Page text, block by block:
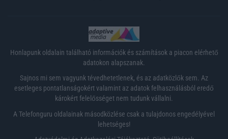
Honlapunk oldalain található információk és számítások a piacon elérhető
adatokon alapszanak.
Sajnos mi sem vagyunk tévedhetetlenek, és az adatközlők sem. Az
esetleges pontatlanságokért valamint az adatok felhasználásból eredő
károkért felelősséget nem tudunk vállalni.
A Telefonguru oldalainak másodközlése csak a tulajdonos engedélyével
lehetséges!